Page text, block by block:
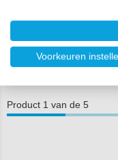
oprit kun je beter kiezen
speciaal UV-bestendige
Product 1 van de 5
Voorkeuren